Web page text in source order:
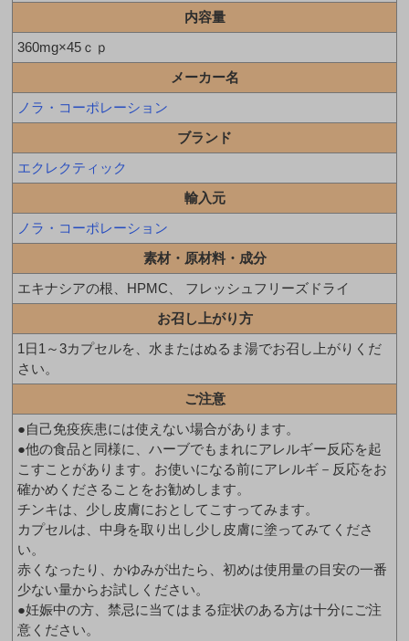
内容量
360mg×45ｃｐ
メーカー名
ノラ・コーポレーション
ブランド
エクレクティック
輸入元
ノラ・コーポレーション
素材・原材料・成分
エキナシアの根、HPMC、 フレッシュフリーズドライ
お召し上がり方
1日1～3カプセルを、水またはぬるま湯でお召し上がりくだ
さい。
ご注意
●自己免疫疾患には使えない場合があります。
●他の食品と同様に、ハーブでもまれにアレルギー反応を起
こすことがあります。お使いになる前にアレルギ－反応をお
確かめくださることをお勧めします。
チンキは、少し皮膚におとしてこすってみます。
カプセルは、中身を取り出し少し皮膚に塗ってみてくださ
い。
赤くなったり、かゆみが出たら、初めは使用量の目安の一番
少ない量からお試しください。
●妊娠中の方、禁忌に当てはまる症状のある方は十分にご注
意ください。